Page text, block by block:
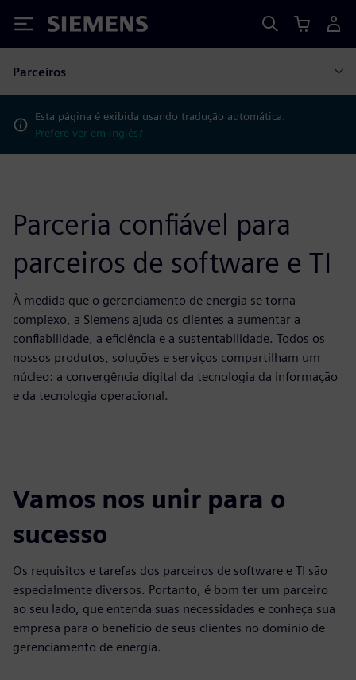
Siemens
Parceiros
Esta página é exibida usando tradução automática.
Prefere ver em inglês?
Parceria confiável para
parceiros de software e TI
À medida que o gerenciamento de energia se torna
complexo, a Siemens ajuda os clientes a aumentar a
confiabilidade, a eficiência e a sustentabilidade. Todos os
nossos produtos, soluções e serviços compartilham um
núcleo: a convergência digital da tecnologia da informação
e da tecnologia operacional.
Vamos nos unir para o
sucesso
Os requisitos e tarefas dos parceiros de software e TI são
especialmente diversos. Portanto, é bom ter um parceiro
ao seu lado, que entenda suas necessidades e conheça sua
empresa para o benefício de seus clientes no domínio de
gerenciamento de energia.